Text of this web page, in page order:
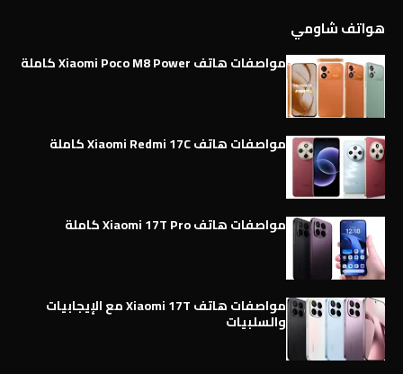
هواتف شاومي
مواصفات هاتف Xiaomi Poco M8 Power كاملة
مواصفات هاتف Xiaomi Redmi 17C كاملة
مواصفات هاتف Xiaomi 17T Pro كاملة
مواصفات هاتف Xiaomi 17T مع الإيجابيات
والسلبيات